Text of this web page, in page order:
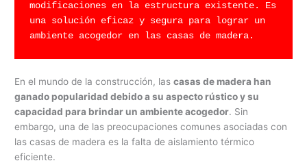
modificaciones en la estructura existente. Es
una solución eficaz y segura para lograr un
ambiente acogedor en las casas de madera.
En el mundo de la construcción, lascasas de madera han
ganado popularidad debido a su aspecto rústico y su
capacidad para brindar un ambiente acogedor. Sin
embargo, una de las preocupaciones comunes asociadas con
las casas de madera es la falta de aislamiento térmico
eficiente.